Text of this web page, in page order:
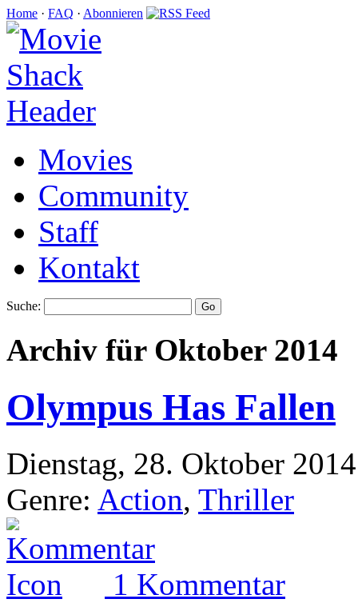
Home · FAQ · Abonnieren
Movies
Community
Staff
Kontakt
Suche:
Archiv für Oktober 2014
Olympus Has Fallen
Dienstag, 28. Oktober
Genre: Action, Thriller
1 Kommentar